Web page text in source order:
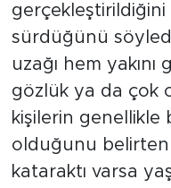
gerçekleştirildiğini
sürdüğünü
uzağı hem
gözlük ya da çok
kişilerin
olduğunu belirten
kataraktı varsa